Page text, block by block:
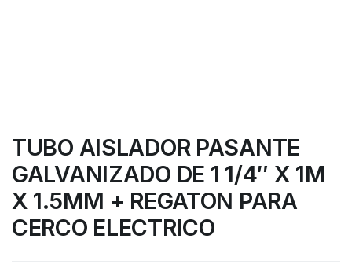
TUBO AISLADOR PASANTE
GALVANIZADO DE 1 1/4″ X 1M
X 1.5MM + REGATON PARA
CERCO ELECTRICO